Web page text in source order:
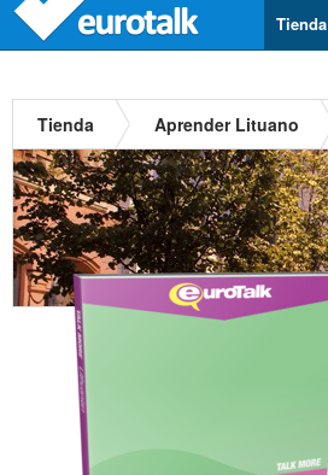
Tienda
Tienda Aprender Lituano